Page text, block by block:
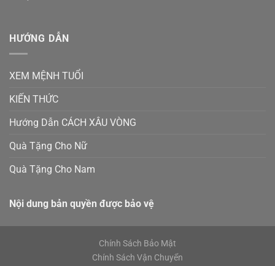
HƯỚNG DẪN
XEM MỆNH TUỔI
KIẾN THỨC
Hướng Dẫn CÁCH XÂU VÒNG
Quà Tặng Cho Nữ
Quà Tặng Cho Nam
Nội dung bản quyền được bảo vệ
Chính Sách Bảo Mật
Chính Sách Vận Chuyển